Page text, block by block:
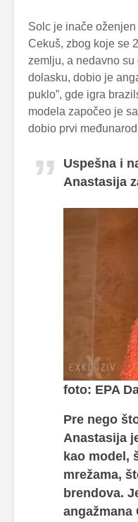
Solc je inače
Cekuš, zbog koje se
zemlju, a nedavno
dolasku, dobio je
puklo”, gde igra
modela započeo je
dobio prvi
Uspešna i
Anastasija
foto: EPA
Pre nego
Anastasija
kao model,
mrežama,
brendova.
angažmana